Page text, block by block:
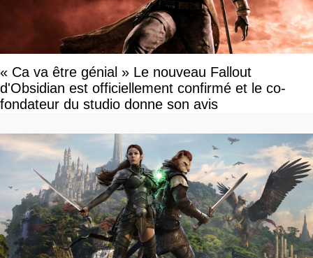
« Ca va être génial » Le nouveau Fallout
d'Obsidian est officiellement confirmé et le co-
fondateur du studio donne son avis